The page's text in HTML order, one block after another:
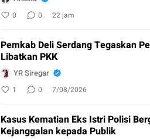
0 0 22 jam
Pemkab Deli Serdang Tegaskan
Libatkan PKK
YR Siregar
1 0 7/08/2026
Kasus Kematian Eks Istri Polisi
Kejanggalan kepada Publik